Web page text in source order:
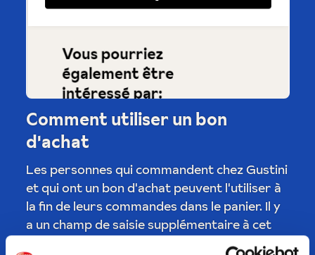
Comment utiliser un bon
d'achat
Les personnes qui commandent chez Gustini
et qui ont un bon d'achat peuvent l'utiliser à
la fin de leurs commandes dans le panier. Il y
a un champ de saisie supplémentaire à cet
effet. Sinon, les Gustini vous aideront